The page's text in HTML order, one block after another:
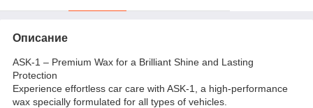
Описание
ASK-1 – Premium Wax for a Brilliant Shine and Lasting
Protection
Experience effortless car care with ASK-1, a high-performance
wax specially formulated for all types of vehicles.